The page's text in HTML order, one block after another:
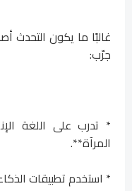
غالبًا ما يكون التحدث
جرّب:
* تدرب على اللغة
المرآة**.